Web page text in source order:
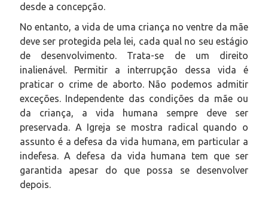
desde a concepção.
No entanto, a vida de uma criança no ventre da mãe
deve ser protegida pela lei, cada qual no seu estágio
de desenvolvimento. Trata-se de um direito
inalienável. Permitir a interrupção dessa vida é
praticar o crime de aborto. Não podemos admitir
exceções. Independente das condições da mãe ou
da criança, a vida humana sempre deve ser
preservada. A Igreja se mostra radical quando o
assunto é a defesa da vida humana, em particular a
indefesa. A defesa da vida humana tem que ser
garantida apesar do que possa se desenvolver
depois.